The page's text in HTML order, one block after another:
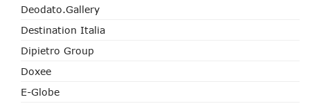
Deodato.Gallery
Destination Italia
Dipietro Group
Doxee
E-Globe